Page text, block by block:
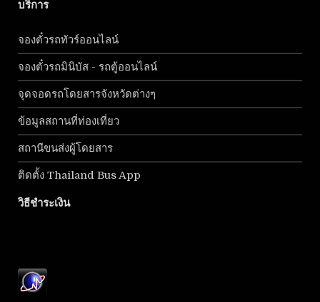
บริการ
จองตั๋วรถทัวร์ออนไลน์
จองตั๋วรถมินิบัส - รถตู้ออนไลน์
จุดจอดรถโดยสารจังหวัดต่างๆ
ข้อมูลสถานที่ท่องเที่ยว
สถานีขนส่งผู้โดยสาร
ติดตั้ง Thailand Bus App
วิธีชำระเงิน